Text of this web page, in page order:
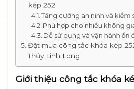
kép 252
Tăng cường an ninh và kiểm
Phù hợp cho nhiều không
Dễ sử dụng và vận hành ổn
Đặt mua công tắc khóa kép
Thủy Linh Long
Giới thiệu công tắc khóa